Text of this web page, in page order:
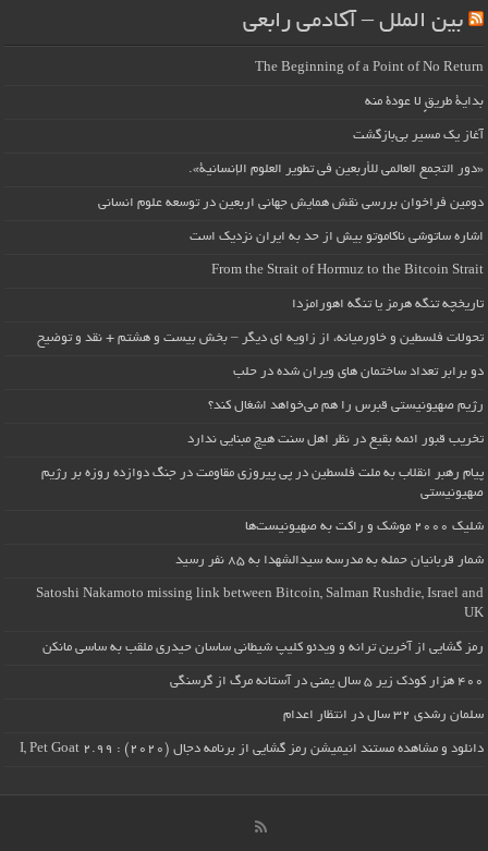
بین الملل – آکادمی رابعی
The Beginning of a Point of No Return
بداية طريقٍ لا عودة منه
آغاز یک مسیر بی‌بازگشت
«دور التجمع العالمي للأربعين في تطوير العلوم الإنسانية».
دومین فراخوان بررسی نقش همایش جهانی اربعین در توسعه علوم انسانی
اشاره ساتوشی ناکاموتو بیش از حد به ایران نزدیک است
From the Strait of Hormuz to the Bitcoin Strait
تاریخچه تنگه هرمز یا تنگه اهورامزدا
تحولات فلسطین و خاورمیانه، از زاویه ای دیگر – بخش بیست و هشتم + نقد و توضیح
دو برابر تعداد ساختمان های ویران شده در حلب
رژیم صهیونیستی قبرس را هم می‌خواهد اشغال کند؟
تخریب قبور ائمه بقیع در نظر اهل سنت هیچ مبنایی ندارد
پیام رهبر انقلاب به ملت فلسطین در پی پیروزی مقاومت در جنگ دوازده روزه بر رژیم
صهیونیستی
شلیک ۲۰۰۰ موشک و راکت به صهیونیست‌ها
شمار قربانیان حمله به مدرسه سیدالشهدا به ۸۵ نفر رسید
Satoshi Nakamoto missing link between Bitcoin, Salman Rushdie, Israel and
UK
رمز گشایی از آخرین ترانه و ویدئو کلیپ شیطانی ساسان حیدری ملقب به ساسی مانکن
۴۰۰ هزار کودک زیر ۵ سال یمنی در آستانه مرگ از گرسنگی
سلمان رشدی ۳۲ سال در انتظار اعدام
دانلود و مشاهده مستند انیمیشن رمز گشایی از برنامه دجال (۲۰۲۰) : I, Pet Goat 2.99